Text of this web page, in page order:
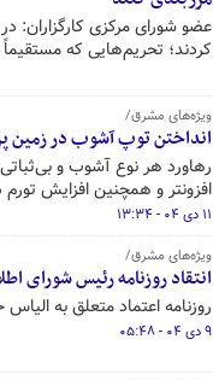
کردند؛ تحریم‌هایی که
ویژه‌های مشرق/
انداختن توپ آشوب در زمین
افزونتر و همچنین افزایش
۱۱ دی ۰۴ - ۱۳:۳۴
ویژه‌های مشرق/
انتقاد روزنامه رئیس شورای
روزنامه اعتماد متعلق به
۹ دی ۰۴ - ۰۵:۴۸